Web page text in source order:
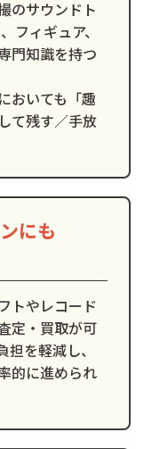
のサウンドト
フィギュア、
門知識を持つ
おいても「趣
て残す／手放
にも
トやレコード
定・買取が可
を軽減し、
的に進められ